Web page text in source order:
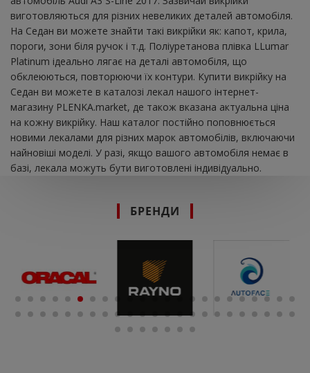
виготовляються для різних невеликих деталей автомобіля.
На Седан ви можете знайти такі викрійки як: капот, крила,
пороги, зони біля ручок і т.д. Поліуретанова плівка LLumar
Platinum ідеально лягає на деталі автомобіля, що
обклеюються, повторюючи їх контури. Купити викрійку на
Седан ви можете в каталозі лекал нашого інтернет-
магазину PLENKA.market, де також вказана актуальна ціна
на кожну викрійку. Наш каталог постійно поповнюється
новими лекалами для різних марок автомобілів, включаючи
найновіші моделі. У разі, якщо вашого автомобіля немає в
базі, лекала можуть бути виготовлені індивідуально.
БРЕНДИ